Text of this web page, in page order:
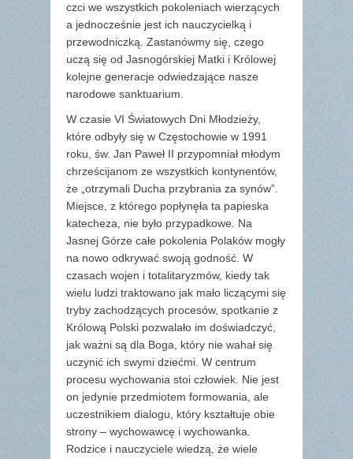
czci we wszystkich pokoleniach wierzących
a jednocześnie jest ich nauczycielką i
przewodniczką. Zastanówmy się, czego
uczą się od Jasnogórskiej Matki i Królowej
kolejne generacje odwiedzające nasze
narodowe sanktuarium.
W czasie VI Światowych Dni Młodzieży,
które odbyły się w Częstochowie w 1991
roku, św. Jan Paweł II przypomniał młodym
chrześcijanom ze wszystkich kontynentów,
że „otrzymali Ducha przybrania za synów”.
Miejsce, z którego popłynęła ta papieska
katecheza, nie było przypadkowe. Na
Jasnej Górze całe pokolenia Polaków mogły
na nowo odkrywać swoją godność. W
czasach wojen i totalitaryzmów, kiedy tak
wielu ludzi traktowano jak mało liczącymi się
tryby zachodzących procesów, spotkanie z
Królową Polski pozwalało im doświadczyć,
jak ważni są dla Boga, który nie wahał się
uczynić ich swymi dziećmi. W centrum
procesu wychowania stoi człowiek. Nie jest
on jedynie przedmiotem formowania, ale
uczestnikiem dialogu, który kształtuje obie
strony – wychowawcę i wychowanka.
Rodzice i nauczyciele wiedzą, że wiele